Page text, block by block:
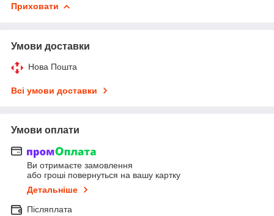
Приховати
Умови доставки
Нова Пошта
Всі умови доставки
Умови оплати
Ви отримаєте замовлення
або гроші повернуться на вашу картку
Детальніше
Післяплата